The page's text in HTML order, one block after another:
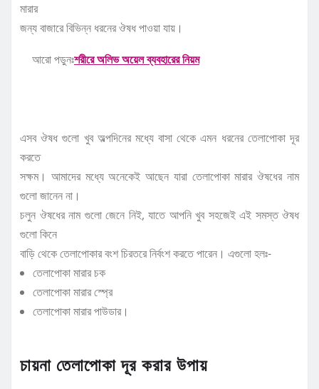
মারার
জন্য বাজারে বিভিন্ন ধরনের ঔষধ পাওয়া যায়।
আরো পড়ুনঃশরীরে অলিভ অয়েল ব্যবহারের নিয়ম
এসব ঔষধ গুলো খুব অল্পদিনের মধ্যে বাসা থেকে এমন ধরনের তেলাপোকা দূর
করতে
সক্ষম। আমাদের মধ্যে অনেকেই আছেন যারা তেলাপোকা মারার ঔষধের নাম
গুলো জানেন না।
চলুন ঔষধের নাম গুলো জেনে নিই, যাতে আপনি খুব সহজেই এই সমস্ত ঔষধ
গুলো কিনে
বাড়ি থেকে তেলাপোকার বংশ চিরতরে নির্বংশ করতে পারেন। এগুলো হলঃ-
তেলাপোকা মারার চক
তেলাপোকা মারার স্প্রে
তেলাপোকা মারার পাউডার।
চায়না তেলাপোকা দূর করার উপায়